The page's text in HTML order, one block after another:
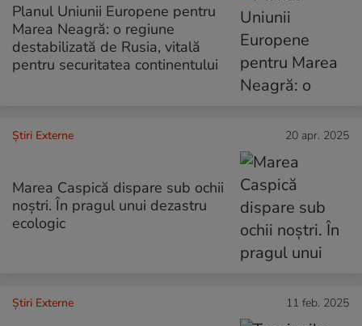
Planul Uniunii Europene pentru
Marea Neagră: o regiune
destabilizată de Rusia, vitală
pentru securitatea continentului
Știri Externe 20 apr. 2025
Marea Caspică dispare sub ochii
noștri. În pragul unui dezastru
ecologic
Știri Externe 11 feb. 2025